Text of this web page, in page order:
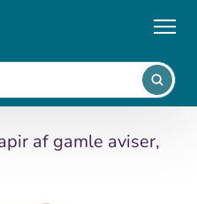
af gamle aviser,